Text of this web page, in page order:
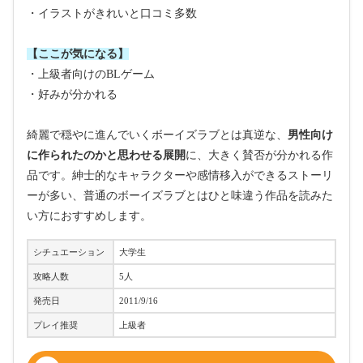
・イラストがきれいと口コミ多数
【ここが気になる】
・上級者向けのBLゲーム
・好みが分かれる
綺麗で穏やに進んでいくボーイズラブとは真逆な、 男性向け
に作られたのかと思わせる展開 に、大きく賛否が分かれる作
品です。紳士的なキャラクターや感情移入ができるストーリ
ーが多い、普通のボーイズラブとはひと味違う作品を読みた
い方におすすめします。
シチュエーション 大学生
攻略人数 5人
発売日 2011/9/16
プレイ推奨 上級者